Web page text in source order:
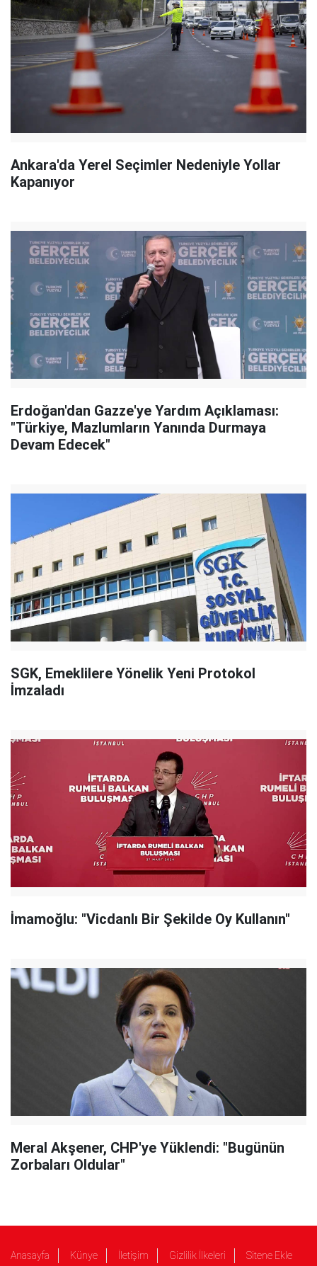
Ankara'da Yerel Seçimler Nedeniyle Yollar
Kapanıyor
Erdoğan'dan Gazze'ye Yardım Açıklaması:
"Türkiye, Mazlumların Yanında Durmaya
Devam Edecek"
SGK, Emeklilere Yönelik Yeni Protokol
İmzaladı
İmamoğlu: "Vicdanlı Bir Şekilde Oy Kullanın"
Meral Akşener, CHP'ye Yüklendi: "Bugünün
Zorbaları Oldular"
Anasayfa Künye İletişim Gizlilik İlkeleri Sitene Ekle